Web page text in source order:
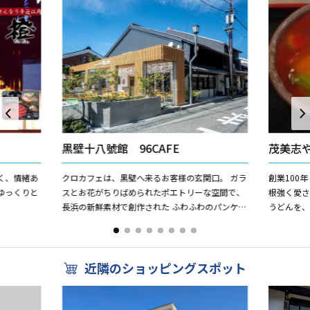
、情緒あ
っくりと
黒壁十八號館 96CAFE
クロカフェは、黒壁へ来るお客様の玄関口。 ガラ
スとお花がちりばめられたポエトリーな空間で、
長浜の新鮮素材で創作された ふわふわのパンケー
茂美志
創業100
根強く愛
うどんを
近隣のショッピングスポット